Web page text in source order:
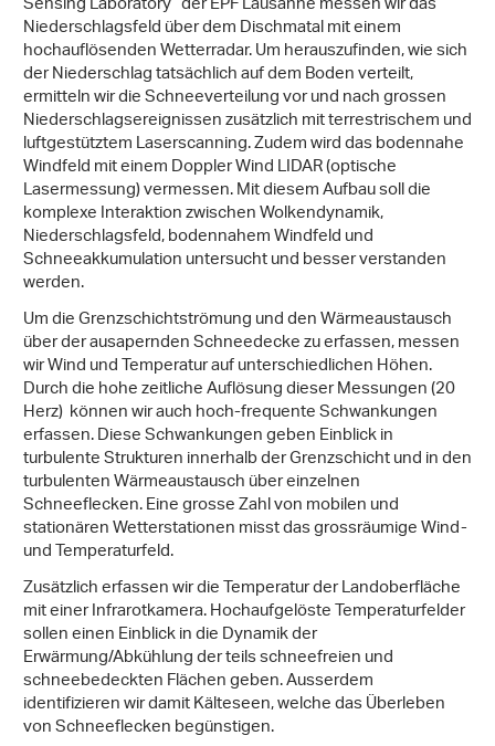
Niederschlagsfeld über dem Dischmatal mit einem
hochauflösenden Wetterradar. Um herauszufinden, wie sich
der Niederschlag tatsächlich auf dem Boden verteilt,
ermitteln wir die Schneeverteilung vor und nach grossen
Niederschlagsereignissen zusätzlich mit terrestrischem und
luftgestütztem Laserscanning. Zudem wird das bodennahe
Windfeld mit einem Doppler Wind LIDAR (optische
Lasermessung) vermessen. Mit diesem Aufbau soll die
komplexe Interaktion zwischen Wolkendynamik,
Niederschlagsfeld, bodennahem Windfeld und
Schneeakkumulation untersucht und besser verstanden
werden.
Um die Grenzschichtströmung und den Wärmeaustausch
über der ausapernden Schneedecke zu erfassen, messen
wir Wind und Temperatur auf unterschiedlichen Höhen.
Durch die hohe zeitliche Auflösung dieser Messungen (20
Herz) können wir auch hoch-frequente Schwankungen
erfassen. Diese Schwankungen geben Einblick in
turbulente Strukturen innerhalb der Grenzschicht und in den
turbulenten Wärmeaustausch über einzelnen
Schneeflecken. Eine grosse Zahl von mobilen und
stationären Wetterstationen misst das grossräumige Wind-
und Temperaturfeld.
Zusätzlich erfassen wir die Temperatur der Landoberfläche
mit einer Infrarotkamera. Hochaufgelöste Temperaturfelder
sollen einen Einblick in die Dynamik der
Erwärmung/Abkühlung der teils schneefreien und
schneebedeckten Flächen geben. Ausserdem
identifizieren wir damit Kälteseen, welche das Überleben
von Schneeflecken begünstigen.